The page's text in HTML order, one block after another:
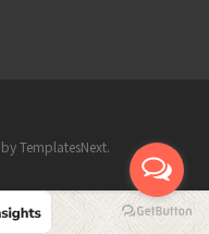
by TemplatesNext.